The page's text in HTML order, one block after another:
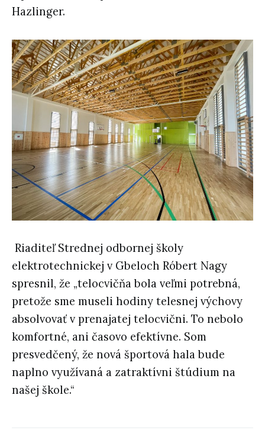
Hazlinger.
Riaditeľ Strednej odbornej školy
elektrotechnickej v Gbeloch Róbert Nagy
spresnil, že „telocvičňa bola veľmi potrebná,
pretože sme museli hodiny telesnej výchovy
absolvovať v prenajatej telocvični. To nebolo
komfortné, ani časovo efektívne. Som
presvedčený, že nová športová hala bude
naplno využívaná a zatraktívni štúdium na
našej škole.“